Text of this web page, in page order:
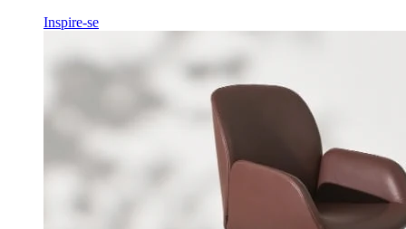
Inspire-se